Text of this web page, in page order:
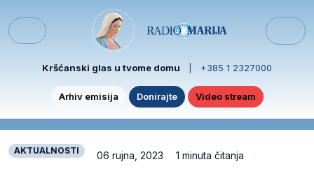
Menu
Kršćanski glas u tvome domu +385 1 2327000
Arhiv emisija Donirajte Video stream
AKTUALNOSTI 06 rujna, 2023 1 minuta čitanja